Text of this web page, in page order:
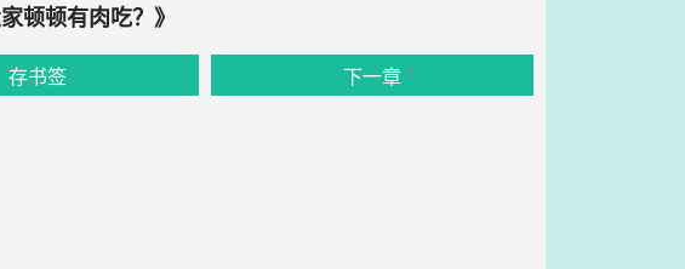
顿顿有肉吃？》
存书签 下一章